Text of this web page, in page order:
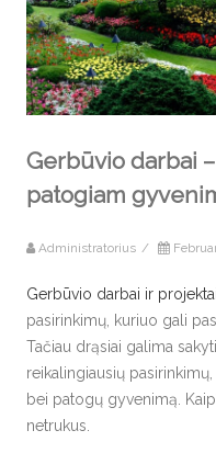
Gerbūvio darbai
patogiam
Administratorius /
Gerbūvio darbai ir projektai
pasirinkimų, kuriuo gali
Tačiau drąsiai galima
reikalingiausių
bei patogų gyvenimą.
netrukus.